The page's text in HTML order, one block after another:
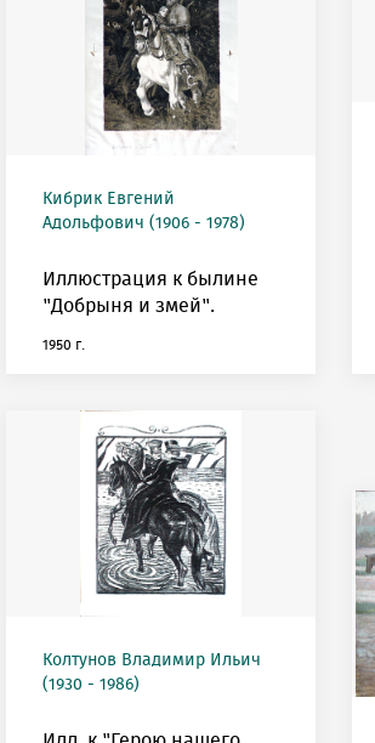
Кибрик Евгений
Адольфович (1906 - 1978)
Иллюстрация к былине
"Добрыня и змей".
1950 г.
Колтунов Владимир Ильич
(1930 - 1986)